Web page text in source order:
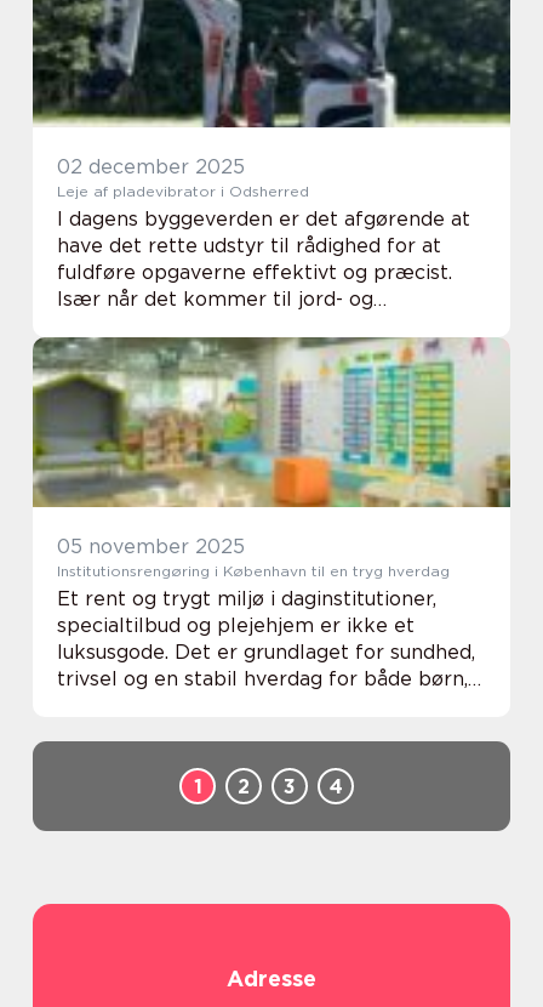
02 december 2025
Leje af pladevibrator i Odsherred
I dagens byggeverden er det afgørende at
have det rette udstyr til rådighed for at
fuldføre opgaverne effektivt og præcist.
Især når det kommer til jord- og
uundværligt...
05 november 2025
Institutionsrengøring i København til en tryg hverdag
Et rent og trygt miljø i daginstitutioner,
specialtilbud og plejehjem er ikke et
luksusgode. Det er grundlaget for sundhed,
trivsel og en stabil hverdag for både børn,
1 2 3 4
Adresse